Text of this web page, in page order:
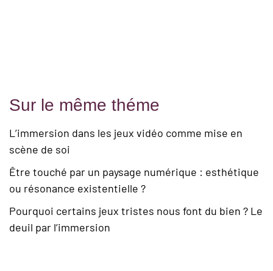
Sur le même théme
L’immersion dans les jeux vidéo comme mise en
scène de soi
Être touché par un paysage numérique : esthétique
ou résonance existentielle ?
Pourquoi certains jeux tristes nous font du bien ? Le
deuil par l’immersion